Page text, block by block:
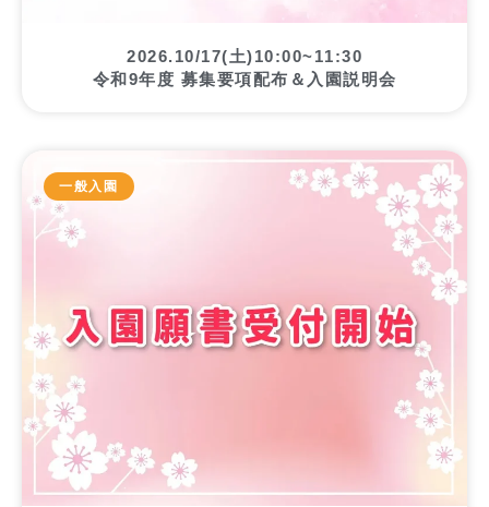
2026.10/17(土)10:00~11:30
令和9年度 募集要項配布＆入園説明会
一般入園